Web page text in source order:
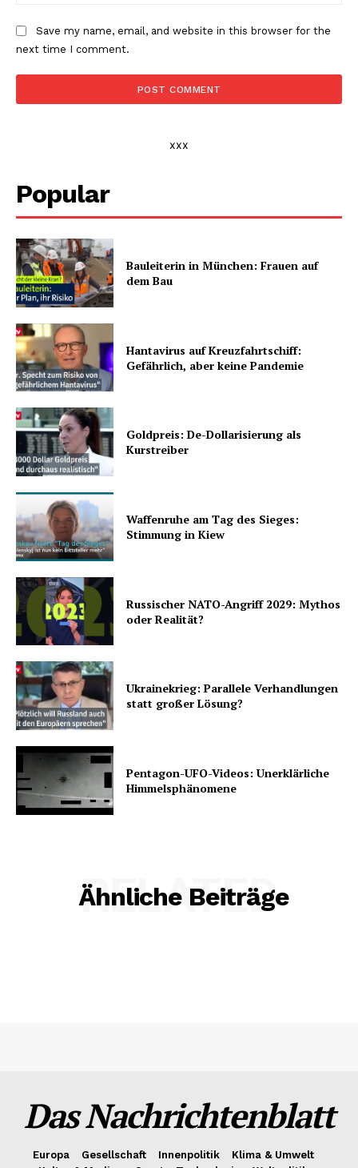
Save my name, email, and website in this browser for the
next time I comment.
xxx
Popular
Bauleiterin in München: Frauen auf
dem Bau
Hantavirus auf Kreuzfahrtschiff:
Gefährlich, aber keine Pandemie
Goldpreis: De-Dollarisierung als
Kurstreiber
Waffenruhe am Tag des Sieges:
Stimmung in Kiew
Russischer NATO-Angriff 2029: Mythos
oder Realität?
Ukrainekrieg: Parallele Verhandlungen
statt großer Lösung?
Pentagon-UFO-Videos: Unerklärliche
Himmelsphänomene
Ähnliche Beiträge
RELATED
Das Nachrichtenblatt
Europa Gesellschaft Innenpolitik
Klima & Umwelt